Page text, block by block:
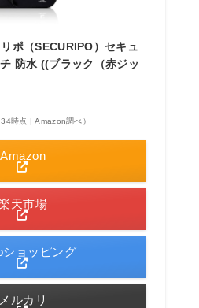
ポ（SECURIPO）セキュ
防水 ((ブラック（赤ジッ
時点 | Amazon調べ）
Amazon
天市場
ショッピング
メルカリ